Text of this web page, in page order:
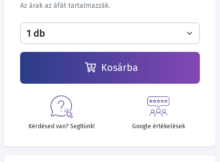
Az árak az áfát tartalmazzák.
Kosárba
Kérdésed van? Segítünk! Google értékelések